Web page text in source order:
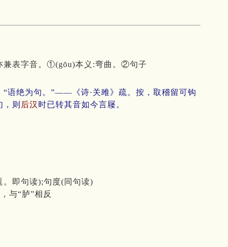
兼表字音。①(gōu)本义:弯曲。②句子
“语绝为句。”——《诗·关雎》疏。按，取稽留可钩
则 后汉 时已转其音如今言屦。
即句读);句度(同句读)
与“胪”相反